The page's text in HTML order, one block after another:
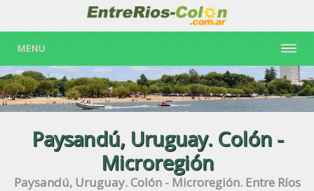
MENU
Paysandú, Uruguay. Colón -
Microregión
Paysandú, Uruguay. Colón - Microregión. Entre Ríos